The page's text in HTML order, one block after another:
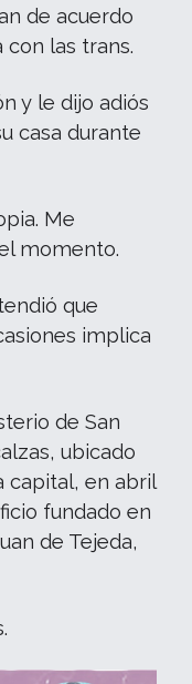
de acuerdo
las trans.
y le dijo adiós
casa durante
Me
momento.
que
implica
de San
ubicado
capital, en abril
fundado en
de Tejeda,